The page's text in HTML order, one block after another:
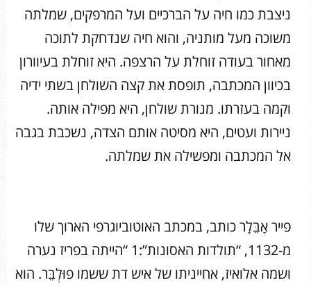
ניצבת כמו חיה על הברכיים ועל המרפקים, שמלתה
משוכה מעל מותניה, והוא חיה שנדחקת לתוכה
מאחור בעודה זוחלת על הרצפה. היא זוחלת בעיוורון
בכיוון המכתבה, תופסת את קצה השולחן בשתי ידיה
וקמה בעזרתו. מנורת שולחן, היא מפילה אותה.
ניירות ועטים, היא מסיטה אותם הצדה, נשכבת בגבה
אל המכתבה ומפשילה את שמלתה.
פייר אָבֵּלָר כותב, במכתב האוטוביוגרפי הארוך שלו
מ-1132, “תולדות האסונות”:1 “הייתה בפריז נערה
ושמה אלואיז, אחייניתו של איש דת ששמו פוּלְבֵּר. הוא